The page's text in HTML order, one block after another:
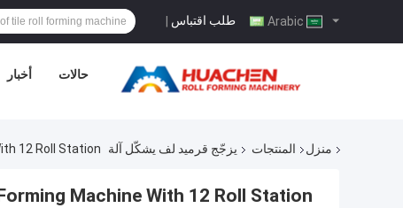
طلب اقتباس |
أخبار حالات
منزل المنتجات يزجّج قرميد لف يشكّل آلة 12 Roll Station
Machine With 12 Roll Station